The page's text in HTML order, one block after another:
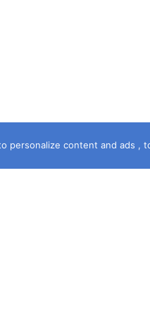
personalize content and ads ,